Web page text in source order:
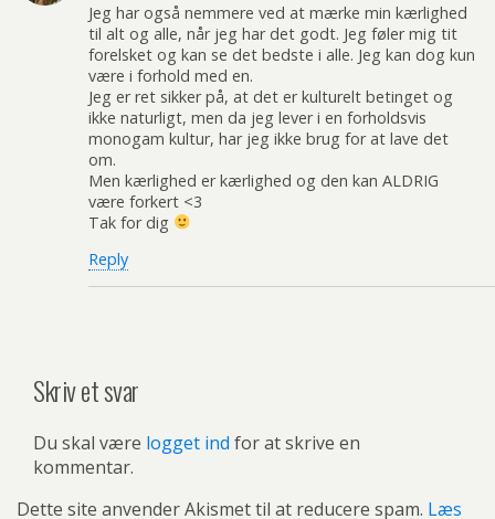
Jeg har også nemmere ved at mærke min kærlighed
til alt og alle, når jeg har det godt. Jeg føler mig tit
forelsket og kan se det bedste i alle. Jeg kan dog kun
være i forhold med en.
Jeg er ret sikker på, at det er kulturelt betinget og
ikke naturligt, men da jeg lever i en forholdsvis
monogam kultur, har jeg ikke brug for at lave det
om.
Men kærlighed er kærlighed og den kan ALDRIG
være forkert <3
Tak for dig
Reply
Skriv et svar
Du skal være logget ind for at skrive en
kommentar.
Dette site anvender Akismet til at reducere spam. Læs